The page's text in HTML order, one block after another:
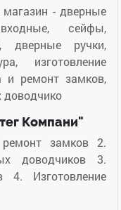
- дверные
сейфы,
дверные ручки,
изготовление
и ремонт замков,
доводчико
Компани"
замков 2.
доводчиков 3.
4. Изготовление